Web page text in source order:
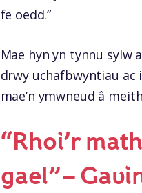
fe oedd.”
Mae hyn yn tynnu sylw
drwy uchafbwyntiau ac
mae’n ymwneud â
“Rhoi’r
gael” –